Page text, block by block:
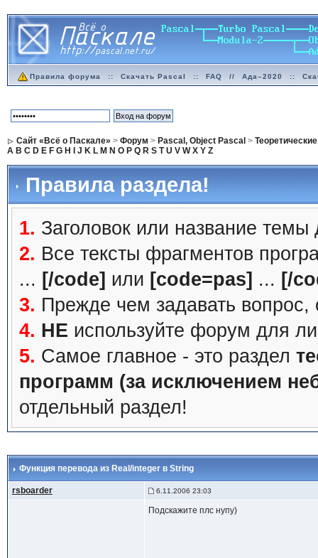
Правила форума :: Скачать Pascal :: FAQ // Ада–2020 ::
Сайт «Всё о Паскале» > Форум > Pascal, Object Pascal >
A B C D E F G H J K L M N O P Q R S T U V W X Y Z
Правила раздела!
1. Заголовок или название
2. Все тексты фрагментов
... [/code] или [code=pas] ... [/
3. Прежде чем задавать вопрос,
4. НЕ используйте форум для
5. Самое главное - это раздел
программ (за исключением
отдельный раздел!
Функция перевода из Real/integer в String
rsboarder 6.11.2006 23:03
Подскажите плс нупу)